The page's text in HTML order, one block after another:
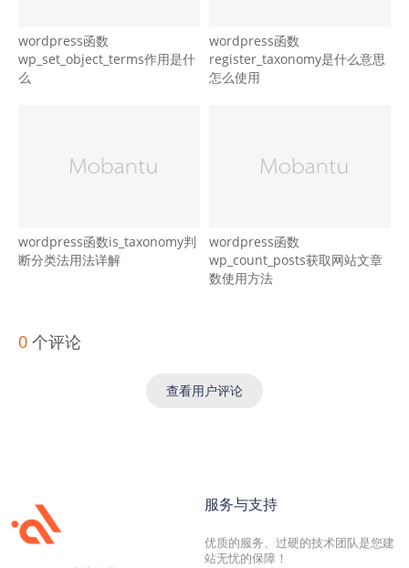
wordpress函数
wp_set_object_terms作用是什
么
wordpress函数
register_taxonomy是什么意思
怎么使用
wordpress函数is_taxonomy判
断分类法用法详解
wordpress函数
wp_count_posts获取网站文章
数使用方法
0 个评论
查看用户评论
服务与支持
优质的服务、过硬的技术团队是您建
站无忧的保障！